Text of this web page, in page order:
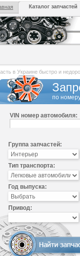
Каталог запчастей
в Украине быстро и
по
VIN номер автомобиля:
Группа запчастей:
Тип транспорта:
Год выпуска:
Привод: